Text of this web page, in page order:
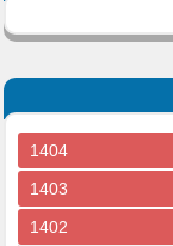
1404
1403
1402